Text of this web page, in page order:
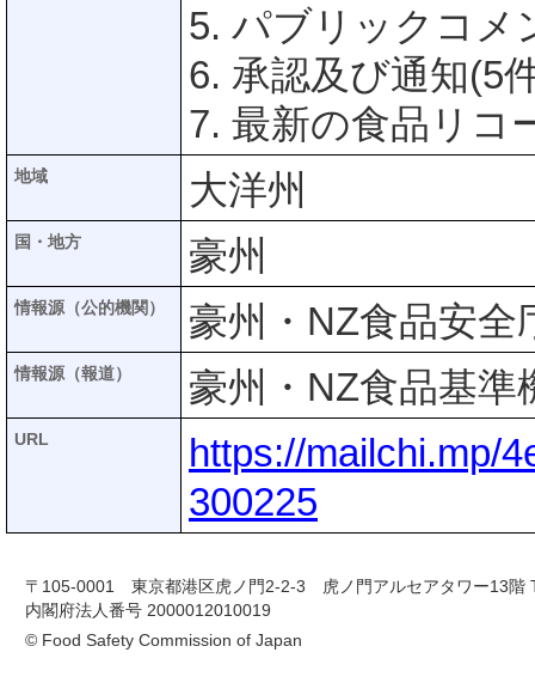
5. パブリックコメ
6. 承認及び通知(5
7. 最新の食品リコ
地域 大洋州
国・地方 豪州
情報源（公的機関） 豪州・NZ食品安全
情報源（報道） 豪州・NZ食品基準
URL
https://mailchi.mp/
300225
〒105-0001 東京都港区虎ノ門2-2-3 虎ノ門アルセアタワー13階
内閣府法人番号 2000012010019
© Food Safety Commission of Japan